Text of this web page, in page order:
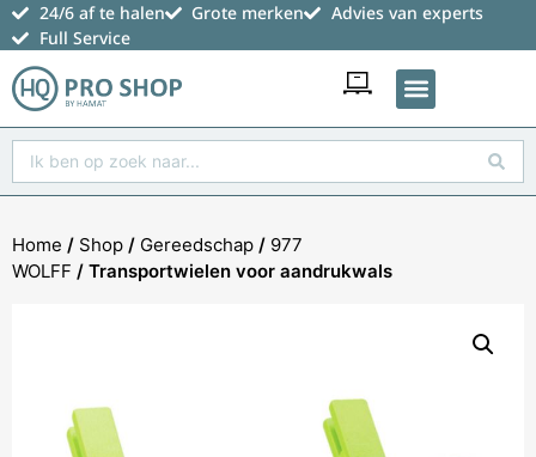
24/6 af te halen Grote merken
Advies van experts
Full Service
Home / Shop / Gereedschap / 977
WOLFF / Transportwielen voor aandrukwals